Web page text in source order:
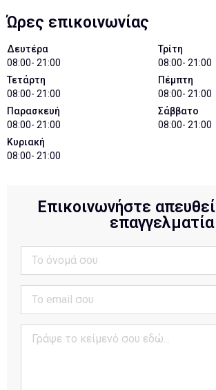
Ώρες επικοινωνίας
Δευτέρα
08:00- 21:00
Τρίτη
08:00- 21:00
Τετάρτη
08:00- 21:00
Πέμπτη
08:00- 21:00
Παρασκευή
08:00- 21:00
Σάββατο
08:00- 21:00
Κυριακή
08:00- 21:00
Επικοινωνήστε
επαγγελματία